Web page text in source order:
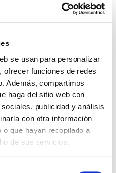
se usan para personalizar
ofrecer funciones de redes
Además, compartimos
haga del sitio web con
publicidad y análisis
con otra información
o que hayan recopilado a
de sus servicios.
Marbella.